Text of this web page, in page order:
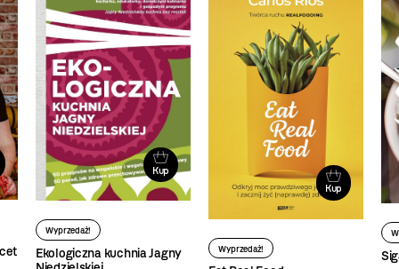
Kup
Wyprzedaż!
Ekologiczna kuchnia Jagny
Kup
Wyprzedaż!